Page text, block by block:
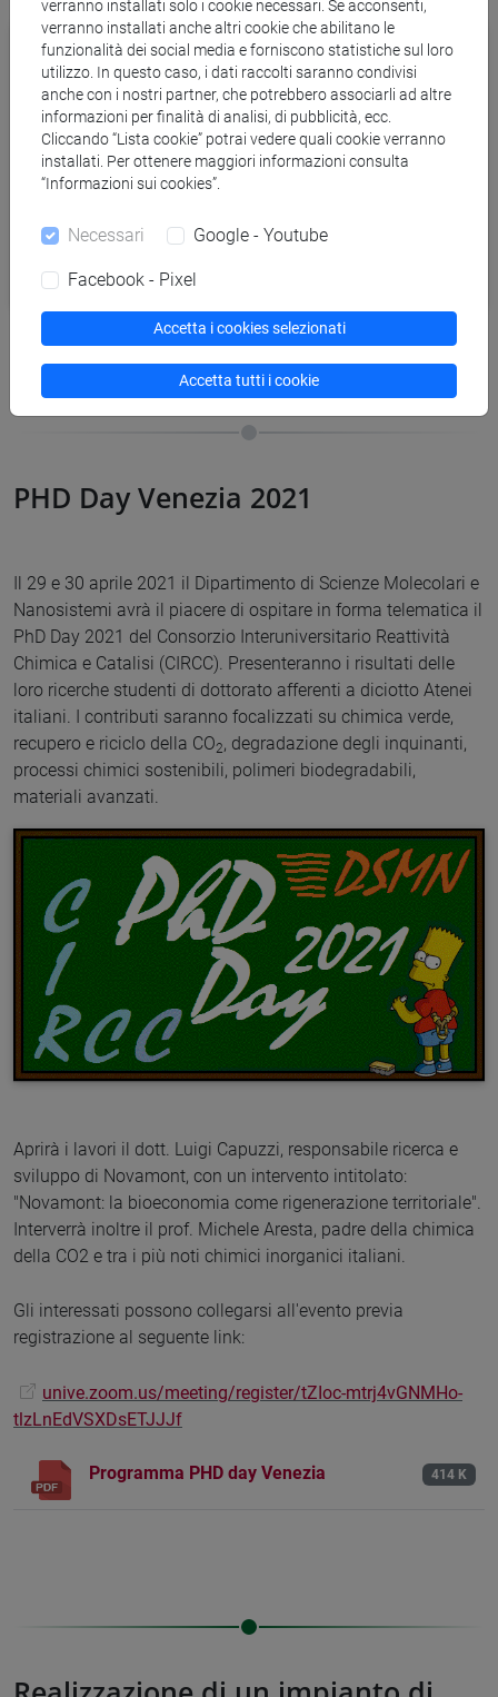
PHD Day Venezia 2021
Il 29 e 30 aprile 2021 il Dipartimento di Scienze Molecolari e
Nanosistemi avrà il piacere di ospitare in forma telematica il
PhD Day 2021 del Consorzio Interuniversitario Reattività
Chimica e Catalisi (CIRCC). Presenteranno i risultati delle
loro ricerche studenti di dottorato afferenti a diciotto Atenei
italiani. I contributi saranno focalizzati su chimica verde,
recupero e riciclo della CO2, degradazione degli inquinanti,
processi chimici sostenibili, polimeri biodegradabili,
materiali avanzati.
Aprirà i lavori il dott. Luigi Capuzzi, responsabile ricerca e
sviluppo di Novamont, con un intervento intitolato:
"Novamont: la bioeconomia come rigenerazione territoriale".
Interverrà inoltre il prof. Michele Aresta, padre della chimica
della CO2 e tra i più noti chimici inorganici italiani.
Gli interessati possono collegarsi all'evento previa
registrazione al seguente link:
unive.zoom.us/meeting/register/tZIoc-mtrj4vGNMHo-
tlzLnEdVSXDsETJJJf
Programma PHD day Venezia 414 K
verranno installati solo i cookie necessari. Se acconsenti,
verranno installati anche altri cookie che abilitano le
funzionalità dei social media e forniscono statistiche sul loro
utilizzo. In questo caso, i dati raccolti saranno condivisi
anche con i nostri partner, che potrebbero associarli ad altre
informazioni per finalità di analisi, di pubblicità, ecc.
Cliccando “Lista cookie” potrai vedere quali cookie verranno
installati. Per ottenere maggiori informazioni consulta
“Informazioni sui cookies”.
Necessari Google - Youtube
Facebook - Pixel
Accetta i cookies selezionati
Accetta tutti i cookie